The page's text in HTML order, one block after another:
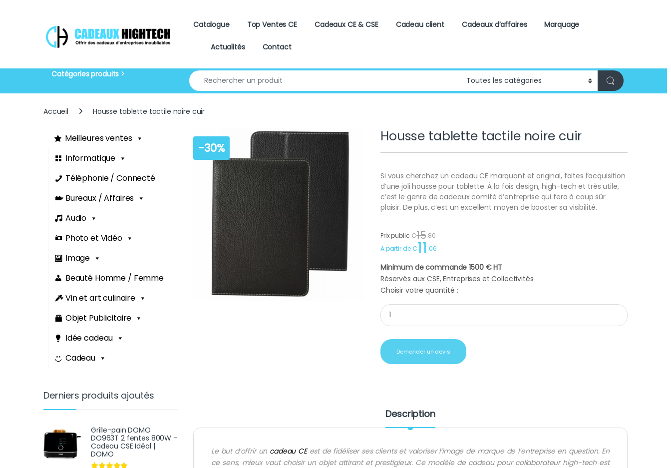
Catalogue
Top Ventes CE Cadeaux CE & CSE Cadeau client Cadeaux d’affaires Marquage
Actualités Contact
Search for:
Accueil Housse tablette tactile noire cuir
-30%
Housse tablette tactile noire cuir
Si vous cherchez un cadeau CE marquant et original, faites l’acquisition
d’une joli housse pour tablette. À la fois design, high-tech et très utile,
c’est le genre de cadeaux comité d’entreprise qui fera à coup sûr
plaisir. De plus, c’est un excellent moyen de booster sa visibilité.
Prix public €15.80
A partir de €11 .06
Minimum de commande 1500 € HT
Réservés aux CSE, Entreprises et Collectivités
Choisir votre quantité :
Housse tablette tactile noire cuir quantity
Demander un devis
Description
Le but d’offrir un cadeau CEest de fidéliser ses clients et valoriser l’image de marque de l’entreprise en question. En
ce sens, mieux vaut choisir un objet attirant et prestigieux. Ce modèle de cadeau pour collaborateur high-tech est
Meilleures ventes
Informatique
Téléphonie / Connecté
Bureaux / Affaires
Audio
Photo et Vidéo
Image
Beauté Homme / Femme
Vin et art culinaire
Objet Publicitaire
Idée cadeau
Cadeau
Derniers produits ajoutés
Grille-pain DOMO
DO963T 2 fentes 800W -
Cadeau CSE Idéal |
DOMO